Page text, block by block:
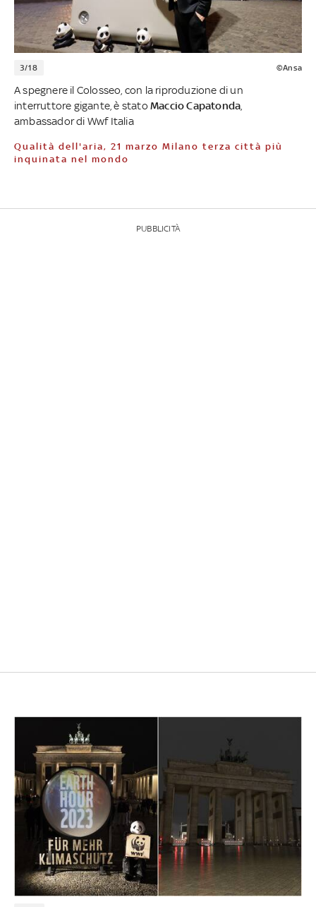
3/18 ©Ansa
A spegnere il Colosseo, con la riproduzione di un
interruttore gigante, è stato Maccio Capatonda
ambassador di Wwf Italia
Qualità dell'aria, 21 marzo Milano terza città più
inquinata nel mondo
PUBBLICITÀ